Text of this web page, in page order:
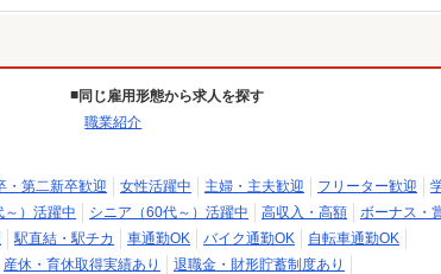
同じ雇用形態から求人を探す
職業紹介
・第二新卒歓迎 女性活躍中 主婦・主夫歓迎 フリーター歓迎
～）活躍中 シニア（60代～）活躍中 高収入・高額
ボーナス・
駅直結・駅チカ 車通勤OK バイク通勤OK
自転車通勤OK
産休・育休取得実績あり
退職金・財形貯蓄制度あり